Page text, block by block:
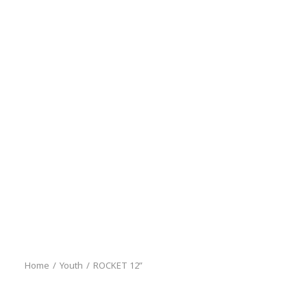
Home Youth ROCKET 12”